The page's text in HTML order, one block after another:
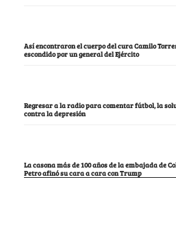
Así encontraron el cuerpo del cura Camilo
escondido por un general del Ejército
Regresar a la radio para comentar fútbol, la
contra la depresión
La casona más de 100 años de la embajada de
Petro afinó su cara a cara con Trump